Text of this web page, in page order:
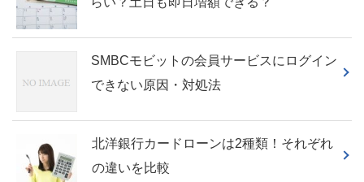
SMBCモビットの会員サービスにログイン
できない原因・対処法
北洋銀行カードローンは2種類！それぞれ
の違いを比較